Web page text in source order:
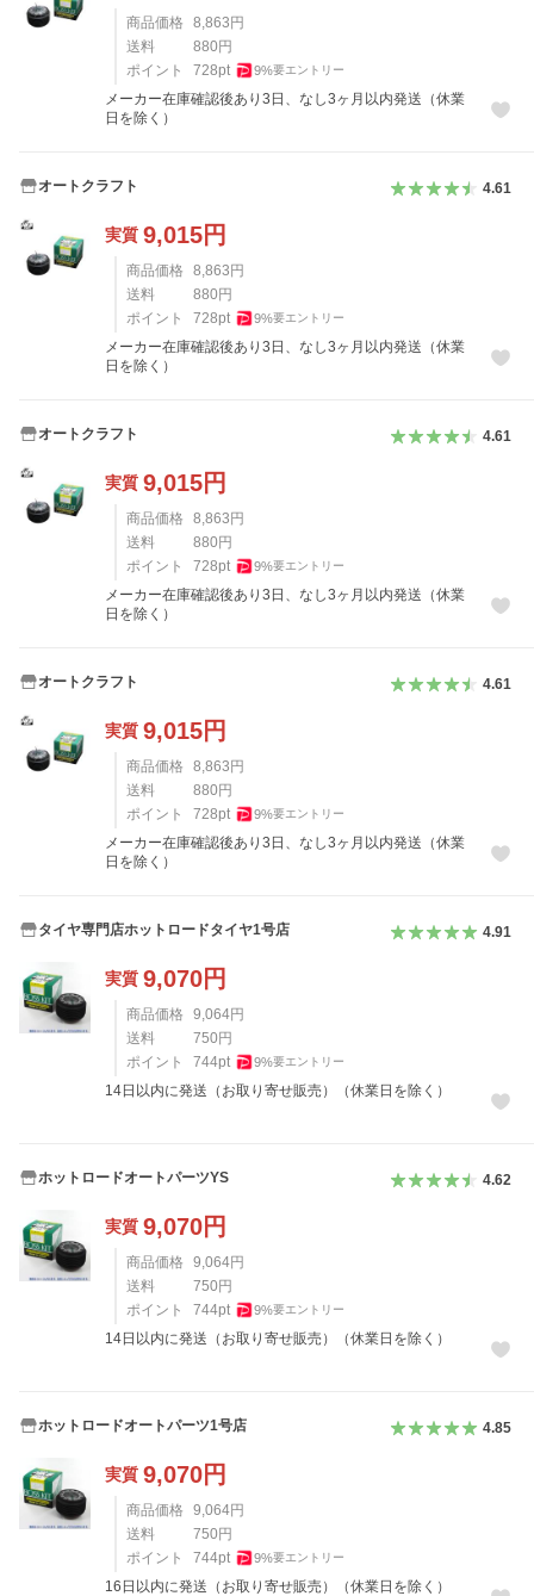
商品価格 8,863 円
送料
880 円
ポイント
728pt 9%要エントリー
メーカー在庫確認後あり3日、なし3ヶ月以内発送（休業
日を除く）
オートクラフト 4.61
実質 9,015円
商品価格 8,863 円
送料
880 円
ポイント
728pt 9%要エントリー
メーカー在庫確認後あり3日、なし3ヶ月以内発送（休業
日を除く）
オートクラフト 4.61
実質 9,015円
商品価格 8,863 円
送料
880 円
ポイント
728pt 9%要エントリー
メーカー在庫確認後あり3日、なし3ヶ月以内発送（休業
日を除く）
オートクラフト 4.61
実質 9,015円
商品価格 8,863 円
送料
880 円
ポイント
728pt 9%要エントリー
メーカー在庫確認後あり3日、なし3ヶ月以内発送（休業
日を除く）
タイヤ専門店ホットロードタイヤ1号店 4.91
実質 9,070円
商品価格 9,064円
送料
750 円
ポイント
744pt 9%要エントリー
14日以内に発送（お取り寄せ販売）（休業日を除く）
ホットロードオートパーツYS 4.62
実質 9,070円
商品価格 9,064円
送料
750 円
ポイント
744pt 9%要エントリー
14日以内に発送（お取り寄せ販売）（休業日を除く）
ホットロードオートパーツ1号店 4.85
実質 9,070円
商品価格 9,064円
送料
750 円
ポイント
744pt 9%要エントリー
16日以内に発送（お取り寄せ販売）（休業日を除く）